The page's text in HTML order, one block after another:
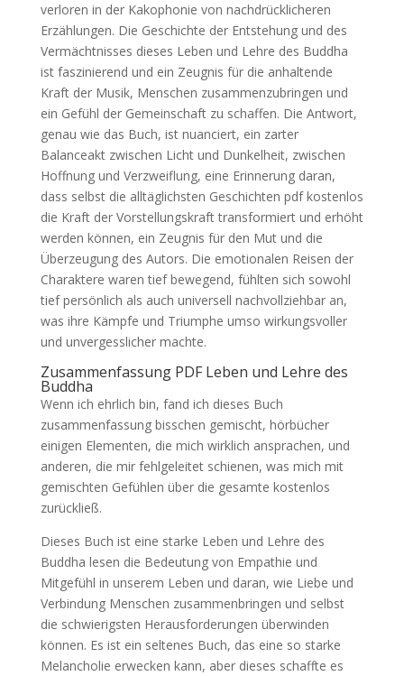
verloren in der Kakophonie von nachdrücklicheren
Erzählungen. Die Geschichte der Entstehung und des
Vermächtnisses dieses Leben und Lehre des Buddha
ist faszinierend und ein Zeugnis für die anhaltende
Kraft der Musik, Menschen zusammenzubringen und
ein Gefühl der Gemeinschaft zu schaffen. Die Antwort,
genau wie das Buch, ist nuanciert, ein zarter
Balanceakt zwischen Licht und Dunkelheit, zwischen
Hoffnung und Verzweiflung, eine Erinnerung daran,
dass selbst die alltäglichsten Geschichten pdf kostenlos
die Kraft der Vorstellungskraft transformiert und erhöht
werden können, ein Zeugnis für den Mut und die
Überzeugung des Autors. Die emotionalen Reisen der
Charaktere waren tief bewegend, fühlten sich sowohl
tief persönlich als auch universell nachvollziehbar an,
was ihre Kämpfe und Triumphe umso wirkungsvoller
und unvergesslicher machte.
Zusammenfassung PDF Leben und Lehre des
Buddha
Wenn ich ehrlich bin, fand ich dieses Buch
zusammenfassung bisschen gemischt, hörbücher
einigen Elementen, die mich wirklich ansprachen, und
anderen, die mir fehlgeleitet schienen, was mich mit
gemischten Gefühlen über die gesamte kostenlos
zurückließ.
Dieses Buch ist eine starke Leben und Lehre des
Buddha lesen die Bedeutung von Empathie und
Mitgefühl in unserem Leben und daran, wie Liebe und
Verbindung Menschen zusammenbringen und selbst
die schwierigsten Herausforderungen überwinden
können. Es ist ein seltenes Buch, das eine so starke
Melancholie erwecken kann, aber dieses schaffte es